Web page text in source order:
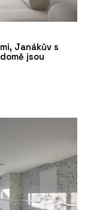
Janákův s
jsou